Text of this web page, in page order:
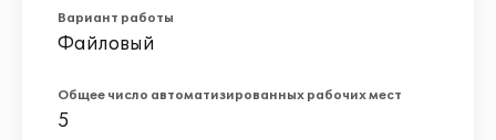
Вариант работы
Файловый
Общее число автоматизированных рабочих мест
5